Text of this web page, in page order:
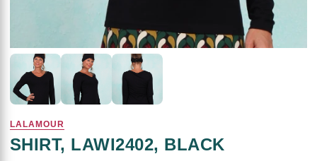
LALAMOUR
SHIRT, LAWI2402, BLACK